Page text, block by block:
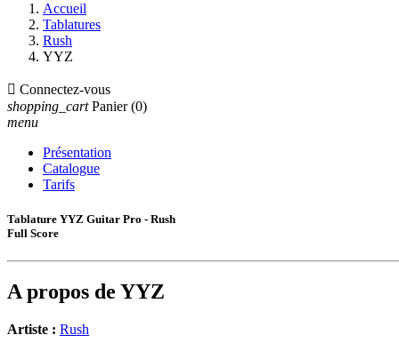
Accueil
Tablatures
Rush
YYZ
 Connectez-vous
shopping_cart Panier (0)
menu
Présentation
Catalogue
Tarifs
Tablature YYZ Guitar Pro - Rush
Full Score
A propos de YYZ
Artiste : Rush